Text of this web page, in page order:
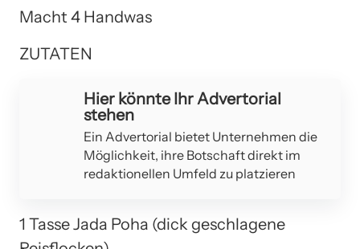
Macht 4 Handwas
ZUTATEN
Hier könnte Ihr Advertorial
stehen
Ein Advertorial bietet Unternehmen die
Möglichkeit, ihre Botschaft direkt im
redaktionellen Umfeld zu platzieren
1 Tasse Jada Poha (dick geschlagene